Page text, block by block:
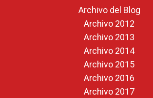
Archivo del Blog
Archivo 2012
Archivo 2013
Archivo 2014
Archivo 2015
Archivo 2016
Archivo 2017